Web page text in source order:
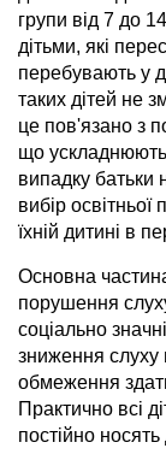
групи від 7 до
дітьми, які
перебувають у
таких дітей не
це пов'язано з
що
випадку батьки
вибір
їхній дитині в
Основна
порушення
соціально
зниження
обмеження
Практично всі
постійно